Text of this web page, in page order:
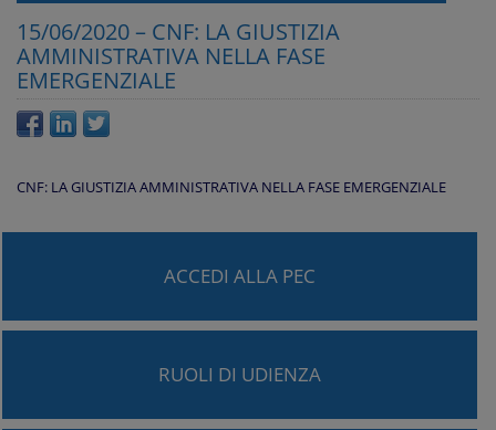
15/06/2020 – CNF: LA GIUSTIZIA
AMMINISTRATIVA NELLA FASE
EMERGENZIALE
CNF: LA GIUSTIZIA AMMINISTRATIVA NELLA FASE EMERGENZIALE
ACCEDI ALLA PEC
RUOLI DI UDIENZA